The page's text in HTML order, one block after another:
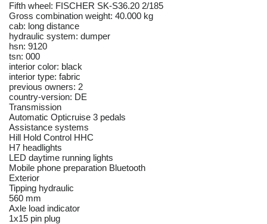
Fifth wheel: FISCHER SK-S36.20 2/185
Gross combination weight: 40.000 kg
cab: long distance
hydraulic system: dumper
hsn: 9120
tsn: 000
interior color: black
interior type: fabric
previous owners: 2
country-version: DE
Transmission
Automatic Opticruise 3 pedals
Assistance systems
Hill Hold Control HHC
H7 headlights
LED daytime running lights
Mobile phone preparation Bluetooth
Exterior
Tipping hydraulic
560 mm
Axle load indicator
1x15 pin plug